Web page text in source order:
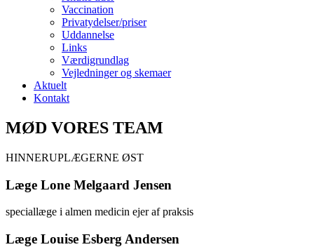
Vaccination
Privatydelser/priser
Uddannelse
Links
Værdigrundlag
Vejledninger og skemaer
Aktuelt
Kontakt
MØD VORES TEAM
HINNERUPLÆGERNE ØST
Læge Lone Melgaard Jensen
speciallæge i almen medicin ejer af praksis
Læge Louise Esberg Andersen